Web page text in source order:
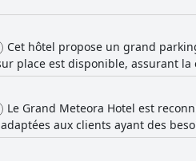
Cet hôtel propose un grand
place est disponible, assurant
Le Grand Meteora Hotel est
aux clients ayant des